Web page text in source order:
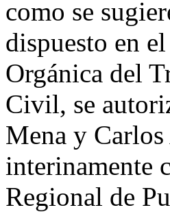
como se
dispuesto en
Orgánica del
Civil, se
Mena y
interinamente
Regional de